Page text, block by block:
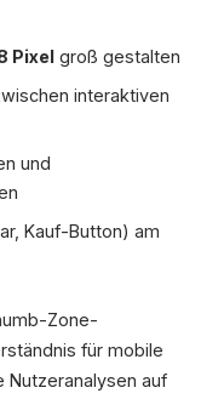
Pixel groß gestalten
interaktiven
und
Kauf-Button) am
Zone-
für mobile
Nutzeranalysen auf